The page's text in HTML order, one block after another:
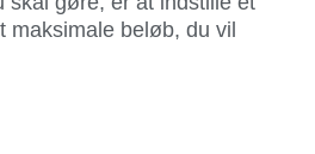
maksimale beløb, du vil